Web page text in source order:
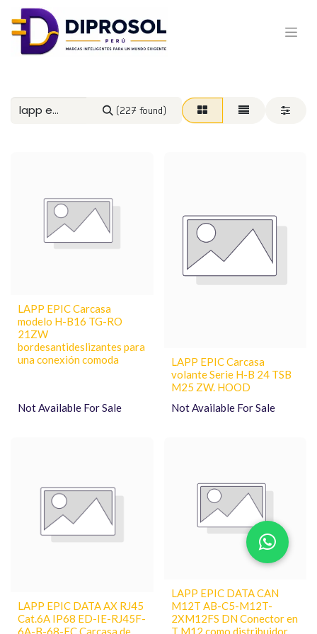
(227 found)
LAPP EPIC Carcasa
modelo H-B16 TG-RO
21ZW
bordesantideslizantes para
una conexión comoda
Not Available For Sale
LAPP EPIC Carcasa
volante Serie H-B 24 TSB
M25 ZW. HOOD
Not Available For Sale
LAPP EPIC DATA AX RJ45
Cat.6A IP68 ED-IE-RJ45F-
6A-B-68-FC Carcasa de
LAPP EPIC DATA CAN
M12T AB-C5-M12T-
2XM12FS DN Conector en
T M12 como distribuidor